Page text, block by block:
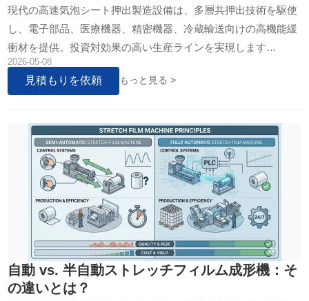
現代の高速気泡シート押出製造設備は、多層共押出技術を駆使
し、電子部品、医療機器、精密機器、冷蔵輸送向けの高機能緩
衝材を提供。投資対効果の高い生産ラインを実現します…
2026-05-08
見積もりを依頼 もっと見る >
自動 vs. 半自動ストレッチフィルム成形機：そ
の違いとは？